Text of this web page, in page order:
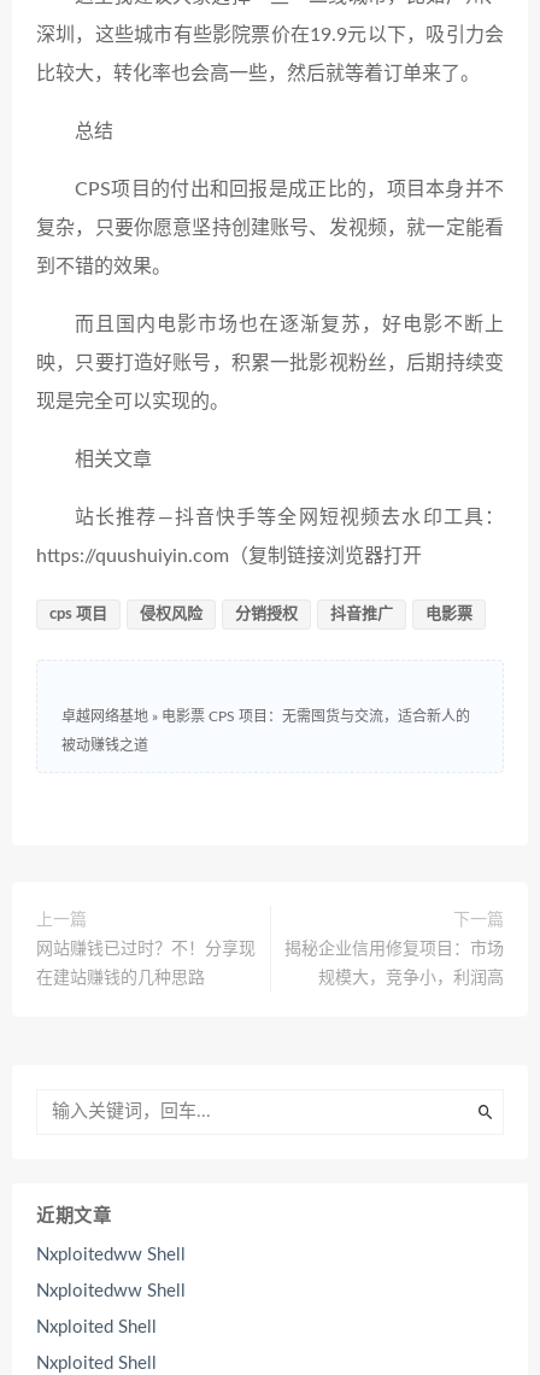
深圳，这些城市有些影院票价在19.9元以下，吸引力会
比较大，转化率也会高一些，然后就等着订单来了。
总结
CPS项目的付出和回报是成正比的，项目本身并不
复杂，只要你愿意坚持创建账号、发视频，就一定能看
到不错的效果。
而且国内电影市场也在逐渐复苏，好电影不断上
映，只要打造好账号，积累一批影视粉丝，后期持续变
现是完全可以实现的。
相关文章
站长推荐—抖音快手等全网短视频去水印工具：
https://quushuiyin.com（复制链接浏览器打开
cps 项目 侵权风险 分销授权 抖音推广 电影票
卓越网络基地 » 电影票 CPS 项目：无需囤货与交流，适合新人的
被动赚钱之道
上一篇
网站赚钱已过时？不！分享现
在建站赚钱的几种思路
下一篇
揭秘企业信用修复项目：市场
规模大，竞争小，利润高
近期文章
Nxploitedww Shell
Nxploitedww Shell
Nxploited Shell
Nxploited Shell